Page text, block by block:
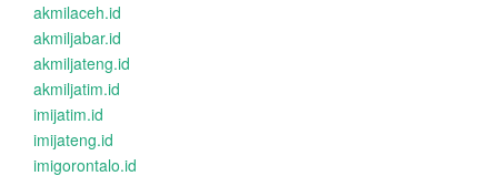
akmilaceh.id
akmiljabar.id
akmiljateng.id
akmiljatim.id
imijatim.id
imijateng.id
imigorontalo.id